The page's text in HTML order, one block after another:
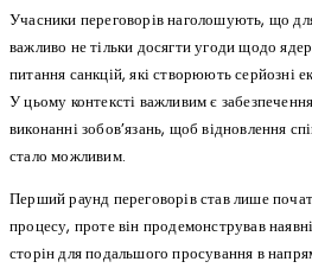
Учасники переговорів наголошують, що
важливо не тільки досягти угоди щодо
питання санкцій, які створюють серйозні
У цьому контексті важливим є
виконанні зобов’язань, щоб відновлення
стало можливим.
Перший раунд переговорів став лише
процесу, проте він продемонстрував
сторін для подальшого просування в